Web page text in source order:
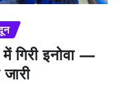
गिरी इनोवा —